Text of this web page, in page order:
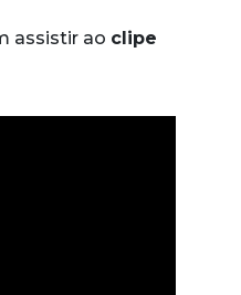
assistir ao clipe